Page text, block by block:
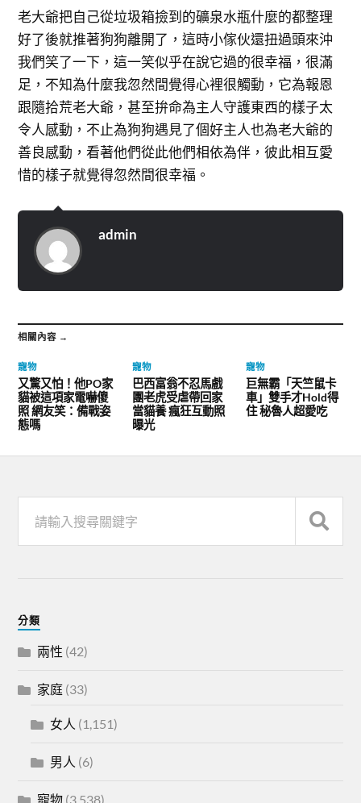
老大爺把自己從垃圾箱撿到的礦泉水瓶什麼的都整理
好了後就推著狗狗離開了，這時小傢伙還扭過頭來沖
我們笑了一下，這一笑似乎在說它過的很幸福，很滿
足，不知為什麼我忽然間覺得心裡很觸動，它為報恩
跟隨拾荒老大爺，甚至拚命為主人守護東西的樣子太
令人感動，不止為狗狗遇見了個好主人也為老大爺的
善良感動，看著他們從此他們相依為伴，彼此相互愛
惜的樣子就覺得忽然間很幸福。
admin
相關內容 →
寵物
又驚又怕！他PO家
貓被這項家電嚇傻
照 網友笑：備戰姿
態嗎
寵物
巴西富翁不忍馬戲
團老虎受虐帶回家
當貓養 瘋狂互動照
曝光
寵物
巨無霸「天竺鼠卡
車」雙手才Hold得
住 秘魯人超愛吃
分類
兩性 (42)
家庭 (33)
女人 (1,151)
男人 (6)
寵物 (3,538)